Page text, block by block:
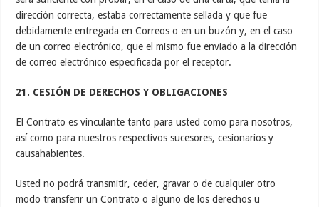
dirección correcta, estaba correctamente sellada y que fue
debidamente entregada en Correos o en un buzón y, en el caso
de un correo electrónico, que el mismo fue enviado a la dirección
de correo electrónico especificada por el receptor.
21. CESIÓN DE DERECHOS Y OBLIGACIONES
El Contrato es vinculante tanto para usted como para nosotros,
así como para nuestros respectivos sucesores, cesionarios y
causahabientes.
Usted no podrá transmitir, ceder, gravar o de cualquier otro
modo transferir un Contrato o alguno de los derechos u